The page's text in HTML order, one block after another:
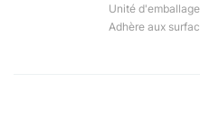
Unité
Adhère aux